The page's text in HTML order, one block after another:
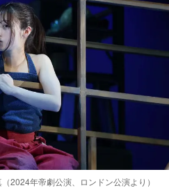
2024年帝劇公演、ロンドン公演より）